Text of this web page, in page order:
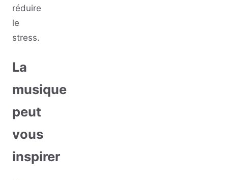
réduire
le
stress.
La
musique
peut
vous
inspirer